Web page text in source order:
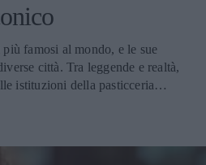
famosi al mondo, e le sue
città. Tra leggende e realtà,
istituzioni della pasticceria